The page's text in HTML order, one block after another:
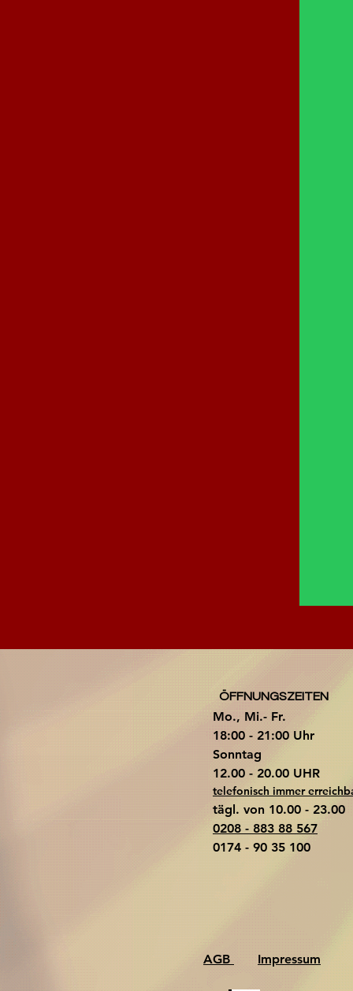
ÖFFNUNGSZEITEN
Mo., Mi.- Fr.
18:00 - 21:00 Uhr
​Sonntag
​12.00 - 20.00 UHR
telefonisch immer
tägl. von 10.00 - 23.00
0208 - 883 88 567
0174 - 90 35 100
AGB Impressum